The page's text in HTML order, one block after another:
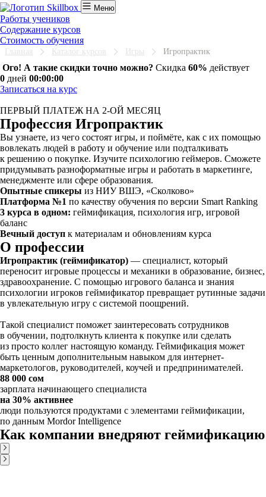
Меню
Работы учеников
Содержание курсов
Стоимость обучения
Главная Каталог курсов Игры Игропрактик
Ого! А такие скидки точно можно? Скидка 60% действует
0 дней 00:00:00
Записаться на курс
ПЕРВЫЙ ПЛАТЕЖ НА 2-ОЙ МЕСЯЦ
Профессия Игропрактик
Вы узнаете, из чего состоят игры, и поймёте, как с их помощью
вовлекать людей в работу и обучение или подталкивать
к решению о покупке. Изучите психологию геймеров. Сможете
придумывать разноформатные игры и работать в маркетинге,
менеджменте или сфере образования.
Опытные спикеры из НИУ ВШЭ, «Сколково»
Платформа №1 по качеству обучения по версии Smart Ranking
3 курса в одном: геймификация, психология игр, игровой
баланс
Вечный доступ к материалам и обновлениям курса
О профессии
Игропрактик (геймификатор) — специалист, который
переносит игровые процессы и механики в образование, бизнес,
здравоохранение. С помощью игрового баланса и знания
психологии игроков геймификатор превращает рутинные задачи
в увлекательную игру с системой поощрений.
Такой специалист поможет заинтересовать сотрудников
в обучении, подтолкнуть клиента к покупке или сделать
из просто коллег настоящую команду. Геймификация может
быть ценным дополнительным навыком для интернет-
маркетологов, руководителей, коучей и предпринимателей.
88 000 сом
зарплата начинающего специалиста
на 30% активнее
люди пользуются продуктами с элементами геймификации,
по данным Mordor Intelligence
Как компании внедряют геймификацию